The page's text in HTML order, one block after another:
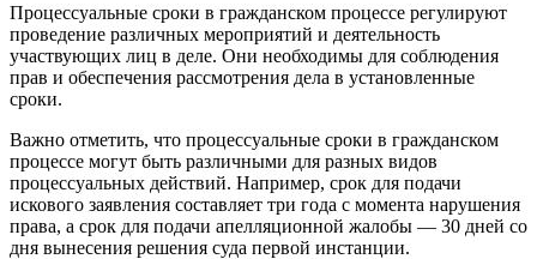
Процессуальные сроки в гражданском процессе регулируют
проведение различных мероприятий и деятельность
участвующих лиц в деле. Они необходимы для соблюдения
прав и обеспечения рассмотрения дела в установленные
сроки.
Важно отметить, что процессуальные сроки в гражданском
процессе могут быть различными для разных видов
процессуальных действий. Например, срок для подачи
искового заявления составляет три года с момента нарушения
права, а срок для подачи апелляционной жалобы — 30 дней со
дня вынесения решения суда первой инстанции.